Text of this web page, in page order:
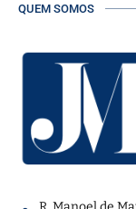
QUEM SOMOS